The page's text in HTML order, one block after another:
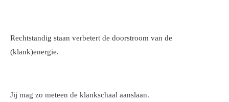
Rechtstandig staan verbetert de doorstroom van de
(klank)energie.
Jij mag zo meteen de klankschaal aanslaan.